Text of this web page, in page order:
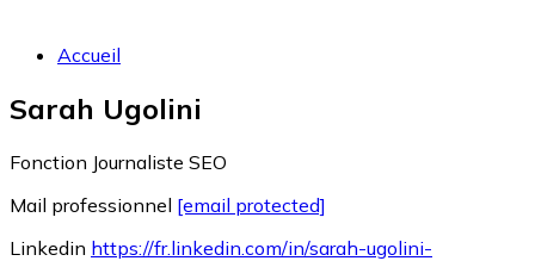
Accueil
Sarah Ugolini
Fonction Journaliste SEO
Mail professionnel [email protected]
Linkedin https://fr.linkedin.com/in/sarah-ugolini-